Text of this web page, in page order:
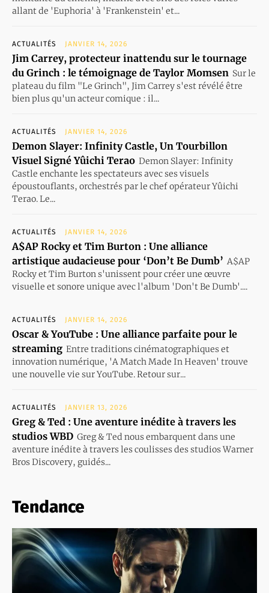
allant de 'Euphoria' à 'Frankenstein' et...
ACTUALITÉS JANVIER 14, 2026
Jim Carrey, protecteur inattendu sur le tournage
du Grinch : le témoignage de Taylor Momsen Sur le
plateau du film "Le Grinch", Jim Carrey s'est révélé être
bien plus qu'un acteur comique : il...
ACTUALITÉS JANVIER 14, 2026
Demon Slayer: Infinity Castle, Un Tourbillon
Visuel Signé Yûichi Terao Demon Slayer: Infinity
Castle enchante les spectateurs avec ses visuels
époustouflants, orchestrés par le chef opérateur Yûichi
Terao. Le...
ACTUALITÉS JANVIER 14, 2026
A$AP Rocky et Tim Burton : Une alliance
artistique audacieuse pour ‘Don’t Be Dumb’ A$AP
Rocky et Tim Burton s'unissent pour créer une œuvre
visuelle et sonore unique avec l'album 'Don't Be Dumb'....
ACTUALITÉS JANVIER 14, 2026
Oscar & YouTube : Une alliance parfaite pour le
streaming Entre traditions cinématographiques et
innovation numérique, 'A Match Made In Heaven' trouve
une nouvelle vie sur YouTube. Retour sur...
ACTUALITÉS JANVIER 13, 2026
Greg & Ted : Une aventure inédite à travers les
studios WBD Greg & Ted nous embarquent dans une
aventure inédite à travers les coulisses des studios Warner
Bros Discovery, guidés...
Tendance